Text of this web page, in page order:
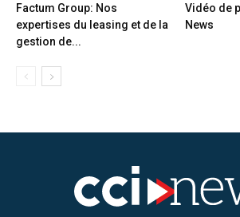
Factum Group: Nos
expertises du leasing et de la
gestion de...
Vidéo de
News